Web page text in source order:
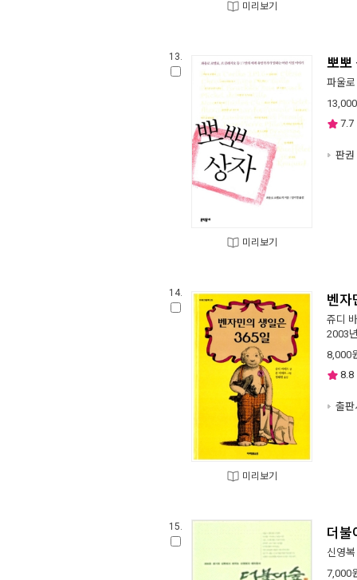
미리보기
13.
미리보기
뽀뽀
파울
13,000
7.7
판권
14.
미리보기
벤자
쥬디
2003
8,000
8.8
출판
15. 더불
신영복
7,000